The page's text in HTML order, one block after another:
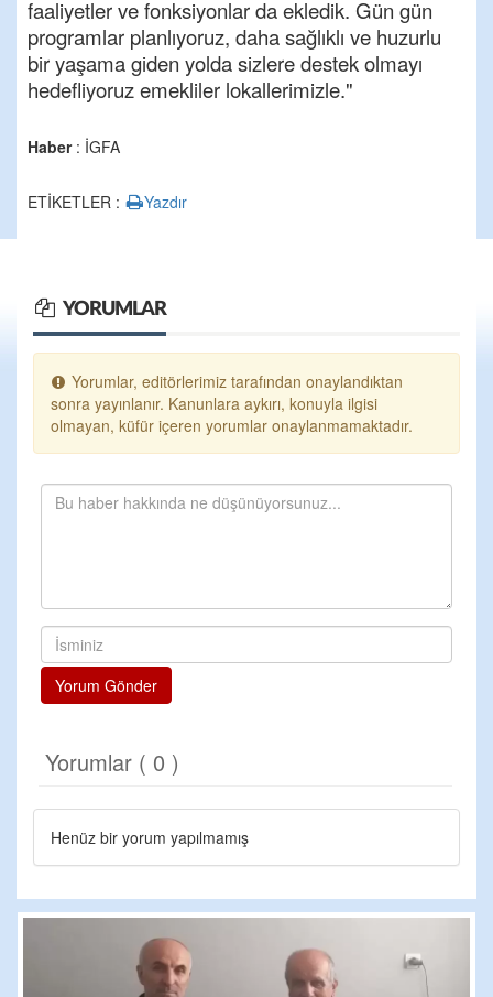
faaliyetler ve fonksiyonlar da ekledik. Gün gün
programlar planlıyoruz, daha sağlıklı ve huzurlu
bir yaşama giden yolda sizlere destek olmayı
hedefliyoruz emekliler lokallerimizle."
Haber: İGFA
ETİKETLER : Yazdır
YORUMLAR
Yorumlar, editörlerimiz tarafından onaylandıktan
sonra yayınlanır. Kanunlara aykırı, konuyla ilgisi
olmayan, küfür içeren yorumlar onaylanmamaktadır.
Yorum Gönder
Yorumlar ( 0 )
Henüz bir yorum yapılmamış